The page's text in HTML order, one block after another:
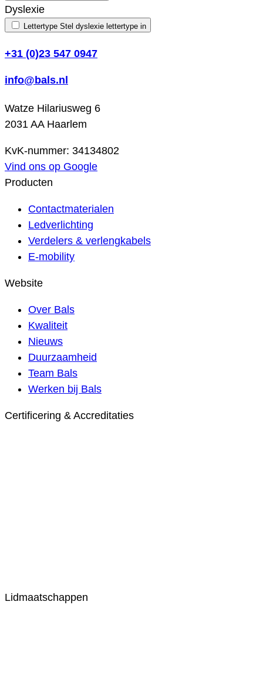
Dyslexie
Lettertype Stel dyslexie lettertype in
+31 (0)23 547 0947
info@bals.nl
Watze Hilariusweg 6
2031 AA Haarlem
KvK-nummer: 34134802
Vind ons op Google
Producten
Contactmaterialen
Ledverlichting
Verdelers & verlengkabels
E-mobility
Website
Over Bals
Kwaliteit
Nieuws
Duurzaamheid
Team Bals
Werken bij Bals
Certificering & Accreditaties
Lidmaatschappen